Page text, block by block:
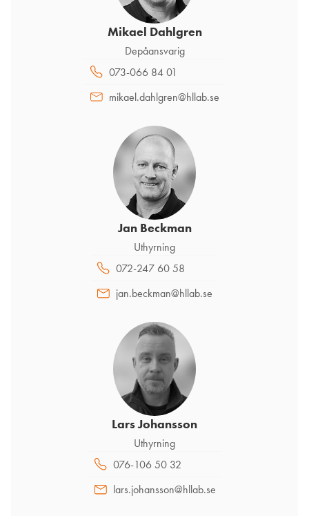
Mikael Dahlgren
Depåansvarig
073-066 84 01
mikael.dahlgren@hllab.se
Jan Beckman
Uthyrning
072-247 60 58
jan.beckman@hllab.se
Lars Johansson
Uthyrning
076-106 50 32
lars.johansson@hllab.se